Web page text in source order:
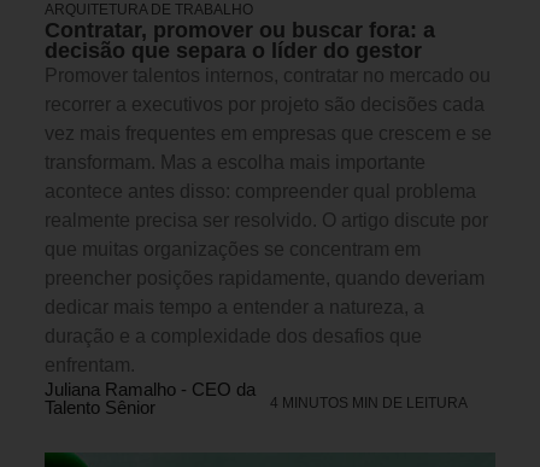
ARQUITETURA DE TRABALHO
Contratar, promover ou buscar fora: a
decisão que separa o líder do gestor
Promover talentos internos, contratar no mercado ou
recorrer a executivos por projeto são decisões cada
vez mais frequentes em empresas que crescem e se
transformam. Mas a escolha mais importante
acontece antes disso: compreender qual problema
realmente precisa ser resolvido. O artigo discute por
que muitas organizações se concentram em
preencher posições rapidamente, quando deveriam
dedicar mais tempo a entender a natureza, a
duração e a complexidade dos desafios que
enfrentam.
Juliana Ramalho - CEO da
Talento Sênior
4 MINUTOS MIN DE LEITURA